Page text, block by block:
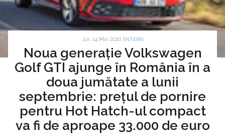
Joi, 14 Mai 2020 | INTERN
Noua generație Volkswagen
Golf GTI ajunge în România în a
doua jumătate a lunii
septembrie: prețul de pornire
pentru Hot Hatch-ul compact
va fi de aproape 33.000 de euro